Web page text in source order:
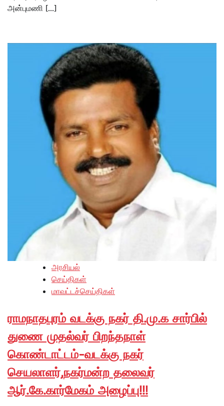
அன்புமணி […]
அரசியல்
செய்திகள்
மாவட்டச்செய்திகள்
ராமநாதபுரம் வடக்கு நகர் தி.மு.க சார்பில்
துணை முதல்வர் பிறந்தநாள்
கொண்டாட்டம்-வடக்கு நகர்
செயலாளர்,நகர்மன்ற தலைவர்
ஆர்.கே.கார்மேகம் அழைப்பு!!!